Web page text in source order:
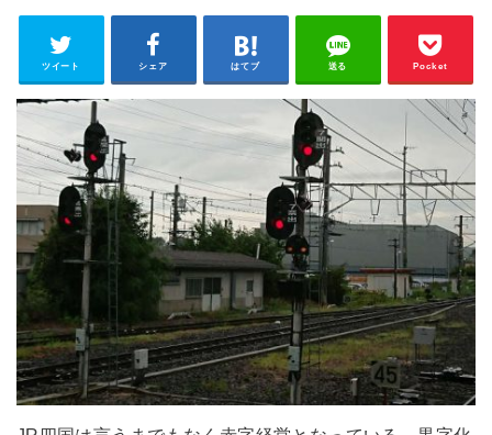
ツイート シェア はてブ 送る Pocket